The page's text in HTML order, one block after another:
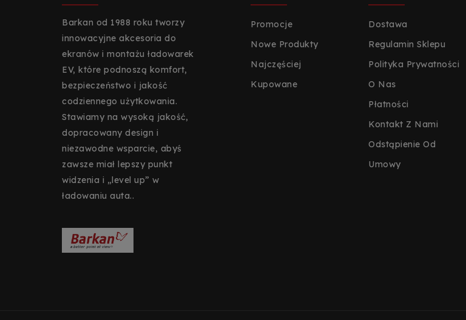
Barkan od 1988 roku tworzy
innowacyjne akcesoria do
ekranów i montażu ładowarek
EV, które podnoszą komfort,
bezpieczeństwo i jakość
codziennego użytkowania.
Stawiamy na wysoką jakość,
dopracowany design i
niezawodne wsparcie, abyś
zawsze miał lepszy punkt
widzenia i „level up” w
ładowaniu auta..
Promocje
Nowe Produkty
Najczęściej
Kupowane
Dostawa
Regulamin Sklepu
Polityka Prywatności
O Nas
Płatności
Kontakt Z Nami
Odstąpienie Od
Umowy